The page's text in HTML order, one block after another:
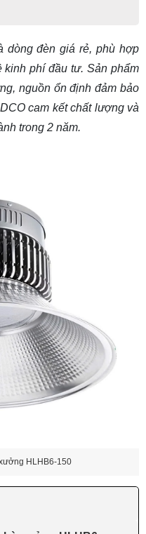
dòng đèn giá rẻ, phù hợp
kinh phí đầu tư. Sản phẩm
nguồn ổn định đảm bảo
cam kết chất lượng và
trong 2 năm.
HLHB6-150